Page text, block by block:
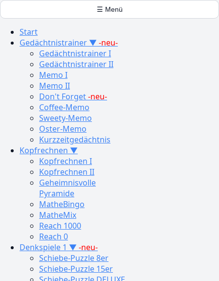
☰ Menü
Start
Gedächtnistrainer ▼ -neu-
Gedächtnistrainer I
Gedächtnistrainer II
Memo I
Memo II
Don't Forget-neu-
Coffee-Memo
Sweety-Memo
Oster-Memo
Kurzzeitgedächtnis
Kopfrechnen ▼
Kopfrechnen I
Kopfrechnen II
Geheimnisvolle
Pyramide
MatheBingo
MatheMix
Reach 1000
Reach 0
Denkspiele 1 ▼ -neu-
Schiebe-Puzzle 8er
Schiebe-Puzzle 15er